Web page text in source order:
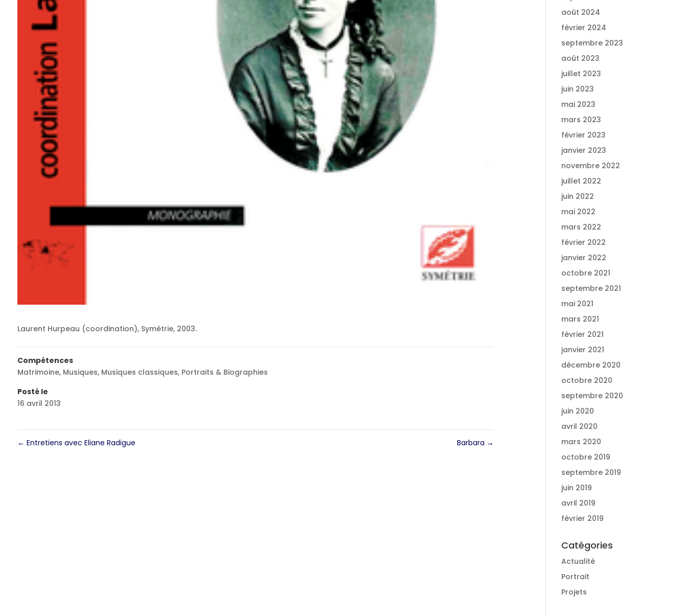
Laurent Hurpeau (coordination), Symétrie, 2003.
Compétences
Matrimoine, Musiques, Musiques classiques, Portraits & Biographies
Posté le
16 avril 2013
← Entretiens avec Eliane Radigue Barbara →
août 2024
février 2024
septembre 2023
août 2023
juillet 2023
juin 2023
mai 2023
mars 2023
février 2023
janvier 2023
novembre 2022
juillet 2022
juin 2022
mai 2022
mars 2022
février 2022
janvier 2022
octobre 2021
septembre 2021
mai 2021
mars 2021
février 2021
janvier 2021
décembre 2020
octobre 2020
septembre 2020
juin 2020
avril 2020
mars 2020
octobre 2019
septembre 2019
juin 2019
avril 2019
février 2019
Catégories
Actualité
Portrait
Projets